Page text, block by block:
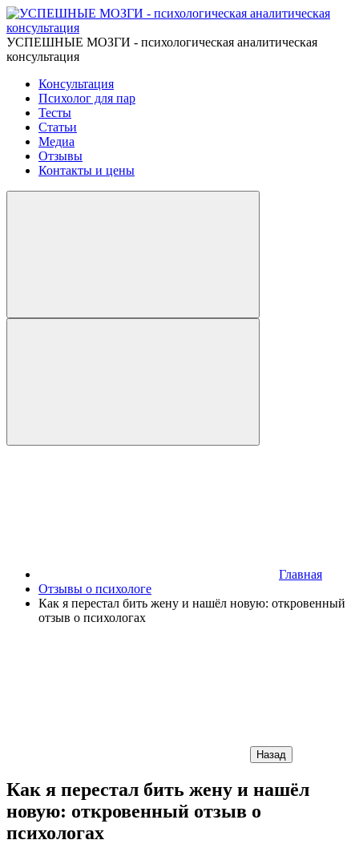
УСПЕШНЫЕ МОЗГИ - психологическая аналитическая
консультация
Консультация
Психолог для пар
Тесты
Статьи
Медиа
Отзывы
Контакты и цены
Главная
Отзывы о психологе
Как я перестал бить жену и нашёл новую: откровенный
отзыв о психологах
Назад
Как я перестал бить жену и нашёл
новую: откровенный отзыв о
психологах